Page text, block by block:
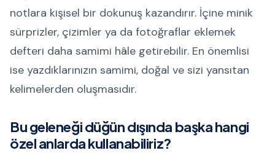
notlara kişisel bir dokunuş kazandırır. İçine minik
sürprizler, çizimler ya da fotoğraflar eklemek
defteri daha samimi hâle getirebilir. En önemlisi
ise yazdıklarınızın samimi, doğal ve sizi yansıtan
kelimelerden oluşmasıdır.
Bu geleneği düğün dışında başka hangi
özel anlarda kullanabiliriz?